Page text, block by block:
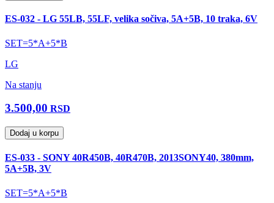
ES-032 - LG 55LB, 55LF, velika sočiva, 5A+5B, 10 traka, 6V
SET=5*A+5*B
LG
Na stanju
3.500,00 RSD
Dodaj u korpu
ES-033 - SONY 40R450B, 40R470B, 2013SONY40, 380mm,
5A+5B, 3V
SET=5*A+5*B